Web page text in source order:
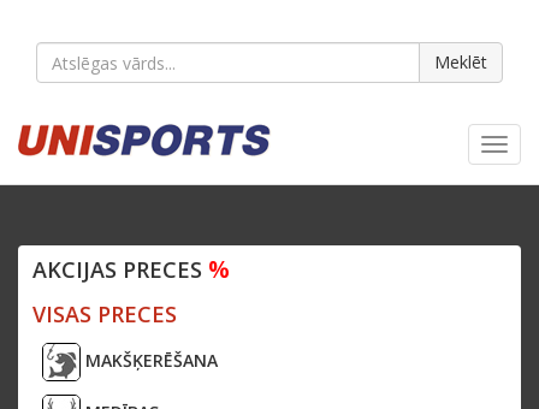
Meklēt
AKCIJAS PRECES %
VISAS PRECES
MAKŠĶERĒŠANA